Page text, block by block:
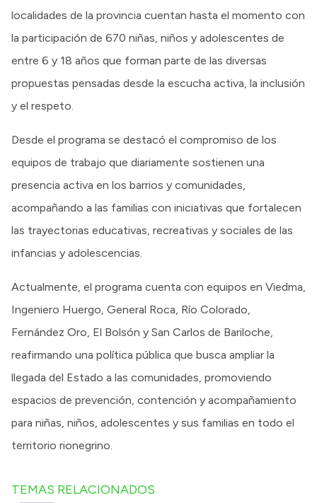
localidades de la provincia cuentan hasta el momento con
la participación de 670 niñas, niños y adolescentes de
entre 6 y 18 años que forman parte de las diversas
propuestas pensadas desde la escucha activa, la inclusión
y el respeto.
Desde el programa se destacó el compromiso de los
equipos de trabajo que diariamente sostienen una
presencia activa en los barrios y comunidades,
acompañando a las familias con iniciativas que fortalecen
las trayectorias educativas, recreativas y sociales de las
infancias y adolescencias.
Actualmente, el programa cuenta con equipos en Viedma,
Ingeniero Huergo, General Roca, Río Colorado,
Fernández Oro, El Bolsón y San Carlos de Bariloche,
reafirmando una política pública que busca ampliar la
llegada del Estado a las comunidades, promoviendo
espacios de prevención, contención y acompañamiento
para niñas, niños, adolescentes y sus familias en todo el
territorio rionegrino.
TEMAS RELACIONADOS